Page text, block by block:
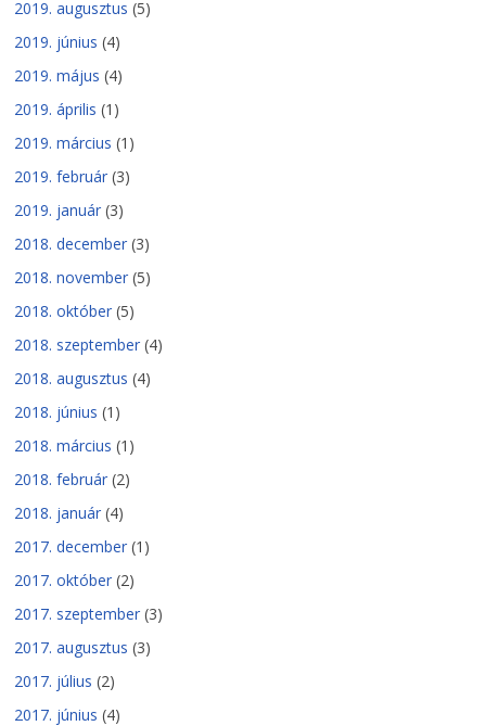
2019. augusztus (5)
2019. június (4)
2019. május (4)
2019. április (1)
2019. március (1)
2019. február (3)
2019. január (3)
2018. december (3)
2018. november (5)
2018. október (5)
2018. szeptember (4)
2018. augusztus (4)
2018. június (1)
2018. március (1)
2018. február (2)
2018. január (4)
2017. december (1)
2017. október (2)
2017. szeptember (3)
2017. augusztus (3)
2017. július (2)
2017. június (4)